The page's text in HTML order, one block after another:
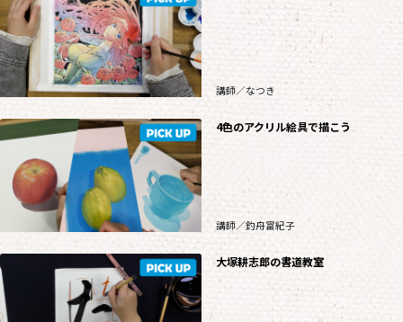
講師／なつき
4色のアクリル絵具で描こう
講師／釣舟富紀子
大塚耕志郎の書道教室